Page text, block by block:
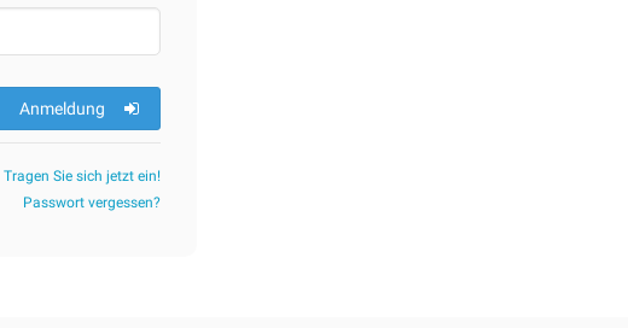
Anmeldung
Tragen Sie sich jetzt ein!
Passwort vergessen?